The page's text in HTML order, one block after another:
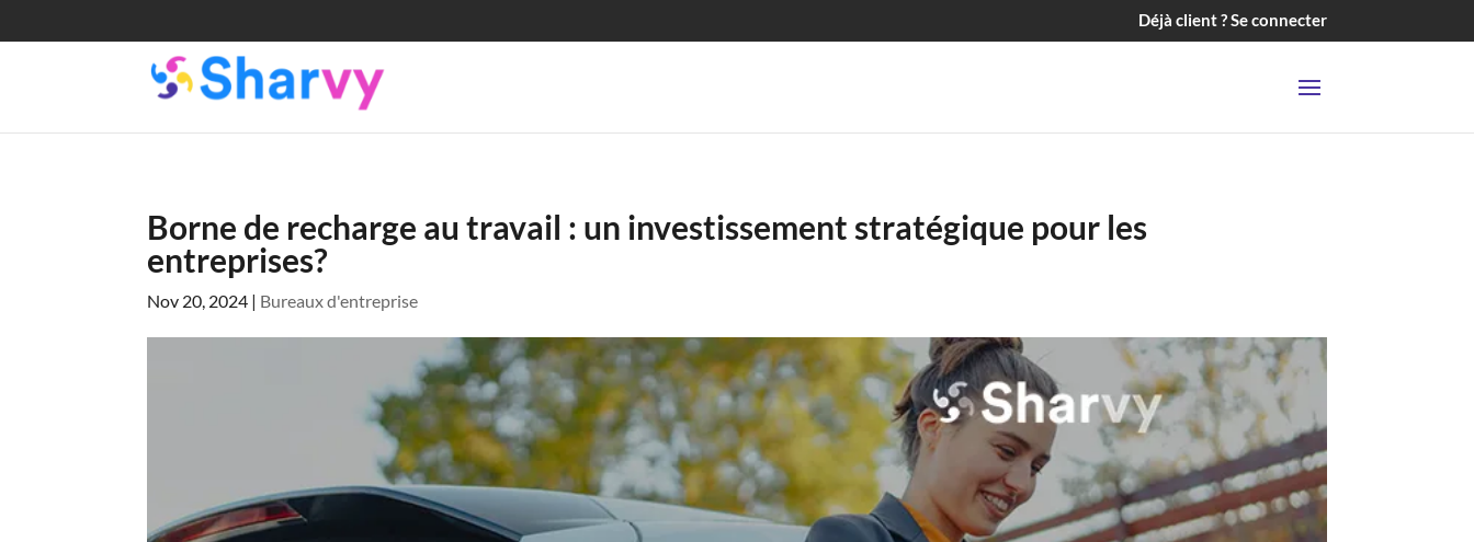
Déjà client ? Se connecter
Borne de recharge au travail : un investissement stratégique pour les
entreprises?
Nov 20, 2024 | Bureaux d'entreprise